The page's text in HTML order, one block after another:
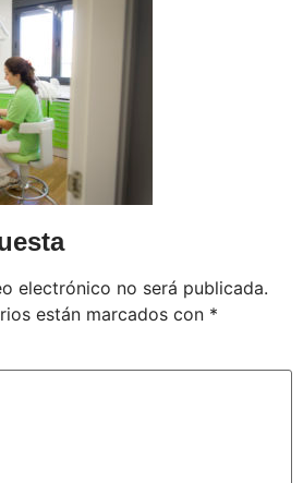
electrónico no será publicada.
están marcados con *